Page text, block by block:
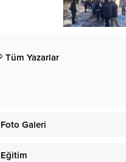
Tüm Yazarlar
Foto Galeri
Eğitim